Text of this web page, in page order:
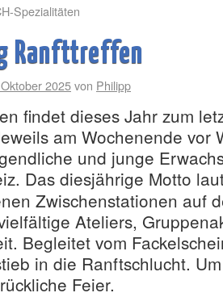
Spezialitäten
Ranfttreffen
2025von Philipp
findet dieses Jahr zum
am Wochenende vor
und junge
Das diesjährige Motto
Zwischenstationen auf
Ateliers,
Begleitet vom
in die Ranftschlucht.
Feier.